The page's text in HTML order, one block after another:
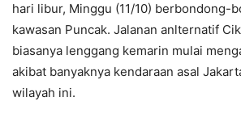
hari libur, Minggu (11/10) berbondong-
kawasan Puncak. Jalanan anlternatif
biasanya lenggang kemarin mulai
akibat banyaknya kendaraan asal
wilayah ini.